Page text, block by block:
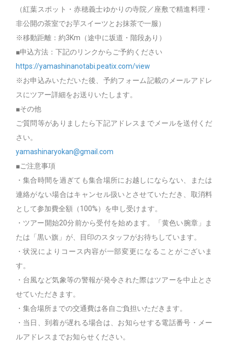
（紅葉スポット・赤穂義士ゆかりの寺院／座敷で精進料理・
非公開の茶室でお芋スイーツとお抹茶で一服）
※移動距離：約3Km（途中に坂道・階段あり）
■申込方法：下記のリンクからご予約ください
https://yamashinanotabi.peatix.com/view
※お申込みいただいた後、予約フォーム記載のメールアドレ
スにツアー詳細をお送りいたします。
■その他
ご質問等がありましたら下記アドレスまでメールを送付くだ
さい。
yamashinaryokan@gmail.com
■ご注意事項
・集合時間を過ぎても集合場所にお越しにならない、または
連絡がない場合はキャンセル扱いとさせていただき、取消料
として参加費全額（100%）を申し受けます。
・ツアー開始20分前から受付を始めます。「黄色い腕章」ま
たは「黒い旗」が、目印のスタッフがお待ちしています。
・状況によりコース内容が一部変更になることがございま
す。
・台風など気象等の警報が発令された際はツアーを中止とさ
せていただきます。
・集合場所までの交通費は各自ご負担いただきます。
・当日、到着が遅れる場合は、お知らせする電話番号・メー
ルアドレスまでお知らせください。